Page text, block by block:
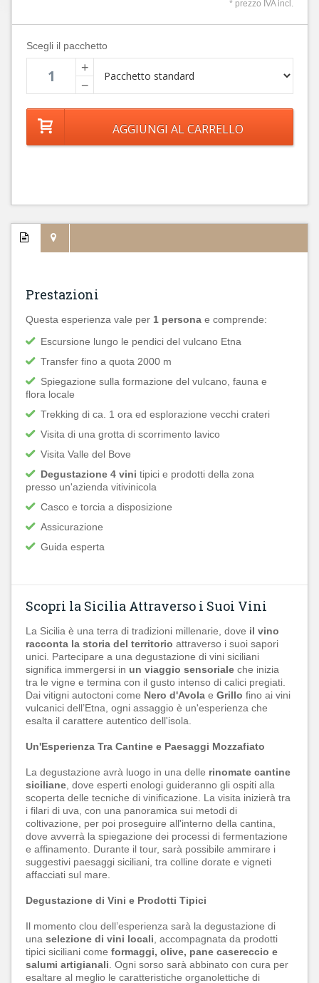
* prezzo IVA incl.
Scegli il pacchetto
+
−
Prestazioni
Questa esperienza vale per 1 persona e comprende:
Escursione lungo le pendici del vulcano Etna
Transfer fino a quota 2000 m
Spiegazione sulla formazione del vulcano, fauna e
flora locale
Trekking di ca. 1 ora ed esplorazione vecchi crateri
Visita di una grotta di scorrimento lavico
Visita Valle del Bove
Degustazione 4 vini tipici e prodotti della zona
presso un'azienda vitivinicola
Casco e torcia a disposizione
Assicurazione
Guida esperta
Scopri la Sicilia Attraverso i Suoi Vini
La Sicilia è una terra di tradizioni millenarie, dove il vino
racconta la storia del territorio attraverso i suoi sapori
unici. Partecipare a una degustazione di vini siciliani
significa immergersi in un viaggio sensoriale che inizia
tra le vigne e termina con il gusto intenso di calici pregiati.
Dai vitigni autoctoni come Nero d'Avola e Grillo fino ai vini
vulcanici dell’Etna, ogni assaggio è un'esperienza che
esalta il carattere autentico dell'isola.
Un'Esperienza Tra Cantine e Paesaggi Mozzafiato
La degustazione avrà luogo in una delle rinomate cantine
siciliane , dove esperti enologi guideranno gli ospiti alla
scoperta delle tecniche di vinificazione. La visita inizierà tra
i filari di uva, con una panoramica sui metodi di
coltivazione, per poi proseguire all'interno della cantina,
dove avverrà la spiegazione dei processi di fermentazione
e affinamento. Durante il tour, sarà possibile ammirare i
suggestivi paesaggi siciliani, tra colline dorate e vigneti
affacciati sul mare.
Degustazione di Vini e Prodotti Tipici
Il momento clou dell’esperienza sarà la degustazione di
una selezione di vini locali , accompagnata da prodotti
tipici siciliani come formaggi, olive, pane casereccio e
salumi artigianali . Ogni sorso sarà abbinato con cura per
esaltare al meglio le caratteristiche organolettiche di